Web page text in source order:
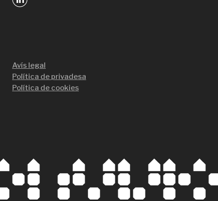
Avís legal
Política de privadesa
Política de cookies